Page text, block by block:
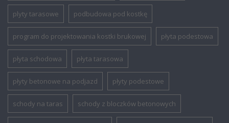
plyty tarasowe podbudowa pod kostkę
program do projektowania kostki brukowej płyta podestowa
płyta schodowa płyta tarasowa
płyty betonowe na podjazd płyty podestowe
schody na taras schody z bloczków betonowych